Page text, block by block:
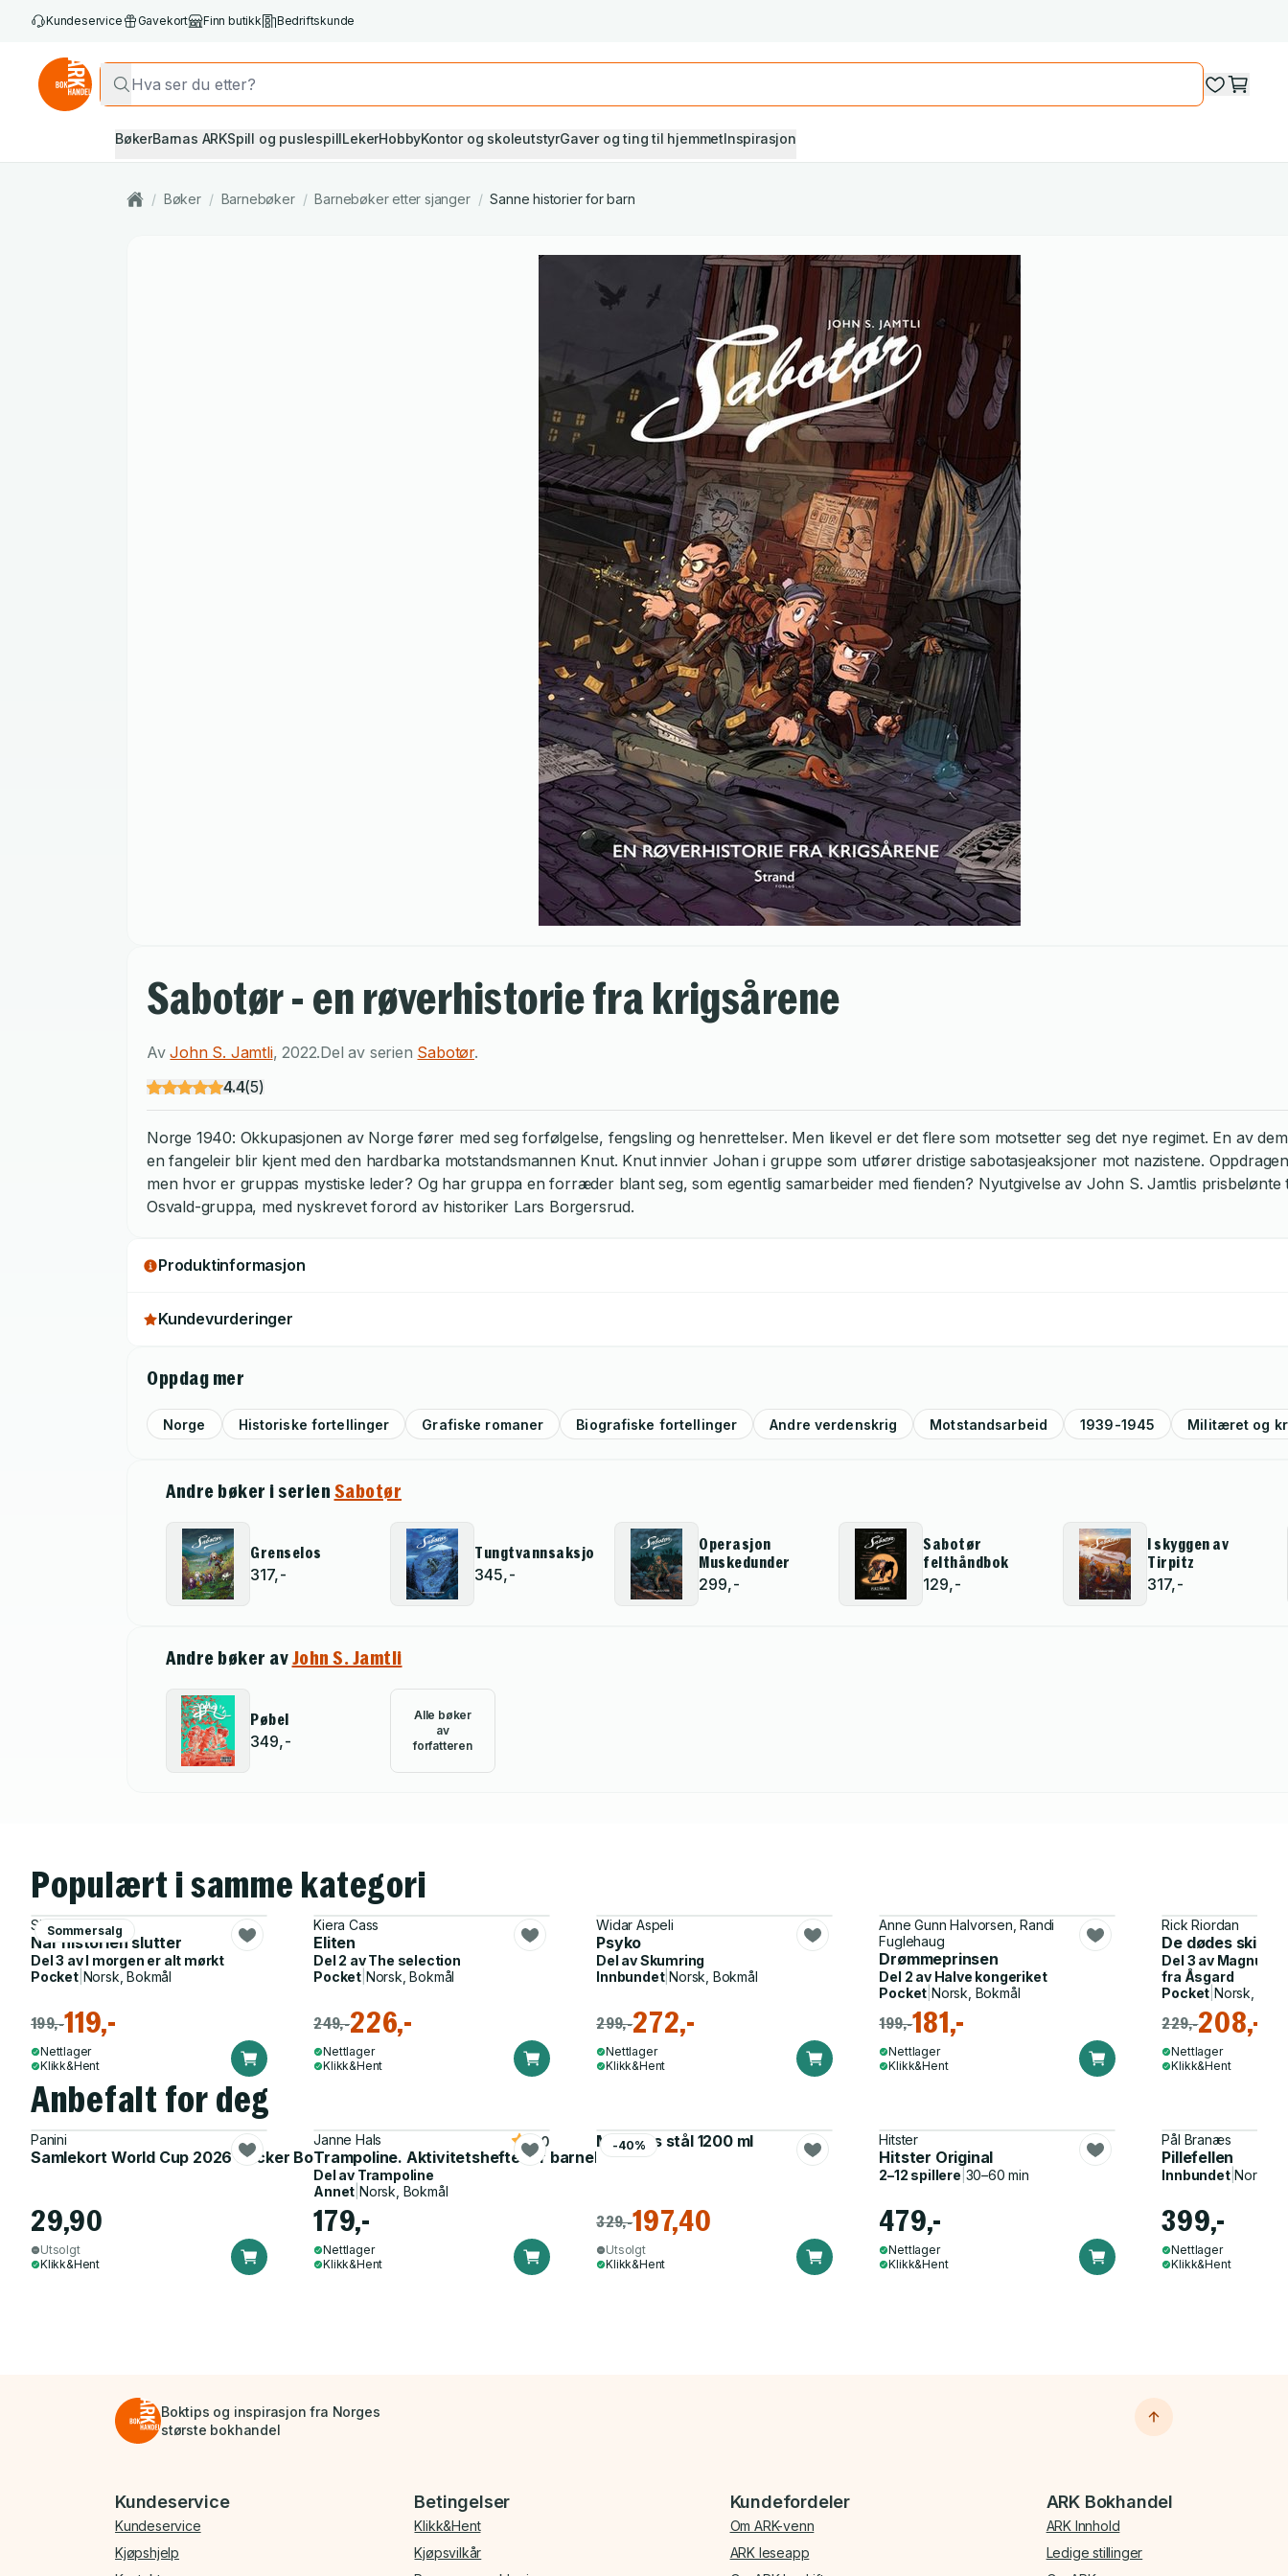
Kundeservice Gavekort Finn butikk Bedriftskunde
BøkerBarnas ARKSpill og puslespillLekerHobbyKontor og skoleutstyrGaver og ting til hjemmetInspirasjon
/ Bøker / Barnebøker / Barnebøker etter sjanger / Sanne historier for barn
Sabotør - en røverhistorie fra krigsårene
AvJohn S. Jamtli,2022.Del av serien Sabotør.
4.4(5)
Norge 1940: Okkupasjonen av Norge fører med seg forfølgelse, fengsling og henrettelser. Men likevel er det flere som motsetter seg det nye regimet. En av
en fangeleir blir kjent med den hardbarka motstandsmannen Knut. Knut innvier Johan i gruppe som utfører dristige sabotasjeaksjoner mot nazistene.
men hvor er gruppas mystiske leder? Og har gruppa en forræder blant seg, som egentlig samarbeider med fienden? Nyutgivelse av John S. Jamtlis prisbelønte
Osvald-gruppa, med nyskrevet forord av historiker Lars Borgersrud.
Produktinformasjon
Kundevurderinger
Oppdag mer
Norge Historiske fortellinger Grafiske romaner Biografiske fortellinger Andre verdenskrig Motstandsarbeid 1939-1945 Militæret og
Andre bøker i serien Sabotør
Grenselos
317,-
Tungtvannsaksjonen
345,-
Operasjon
Muskedunder
299,-
Sabotør
felthåndbok
129,-
I skyggen av
Tirpitz
317,-
Andre bøker avJohn S. Jamtli
Pøbel
349,-
Alle bøker
av
forfatteren
Populært i samme kategori
Sommersalg
Sigbjørn Mostue
Når historien slutter
Del 3 avI morgen er alt mørkt
Pocket| Norsk, Bokmål
199,-119,-
Nettlager
Klikk&Hent
Kiera Cass
Eliten
Del 2 avThe selection
Pocket| Norsk, Bokmål
249,-226,-
Nettlager
Klikk&Hent
Widar Aspeli
Psyko
Del avSkumring
Innbundet|Norsk, Bokmål
299,-272,-
Nettlager
Klikk&Hent
Anne Gunn Halvorsen, Randi
Fuglehaug
Drømmeprinsen
Del 2 av Halve kongeriket
Pocket Norsk, Bokmål
199,-181,-
Nettlager
Klikk&Hent
Rick Riordan
De dødes skip
Del 3 av Magnus
fra Åsgard
Pocket |Norsk,
229,-208,-
Nettlager
Klikk&Hent
Anbefalt for deg
Panini
Samlekort World Cup 2026 Sticker Booster
29,90
Utsolgt
Klikk&Hent
Janne Hals
Trampoline. Aktivitetshefte for barnehagen
5.0
Del av Trampoline
Annet Norsk, Bokmål
179,-
Nettlager
Klikk&Hent
-40%
Matboks stål 1200 ml
329,-197,40
Utsolgt
Klikk&Hent
Hitster
Hitster Original
2–12 spillere 30–60 min
479,-
Nettlager
Klikk&Hent
Pål Branæs
Pillefellen
Innbundet|Norsk,
399,-
Nettlager
Klikk&Hent
Boktips og inspirasjon fra Norges
største bokhandel
Bunnmeny
Kundeservice
Kundeservice
Kjøpshjelp
Betingelser
Klikk&Hent
Kjøpsvilkår
Kundefordeler
Om ARK-venn
ARK leseapp
ARK Bokhandel
ARK Innhold
Ledige stillinger